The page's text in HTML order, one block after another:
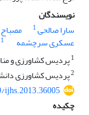
نویسندگان
سارا صالحی1 مصباح
عسکری سرچشمه
1
1پردیس کشاورزی و
2پردیس کشاورزی
ijhs.2013.36005
چکیده